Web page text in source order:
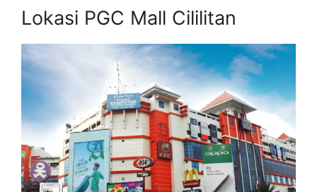
Lokasi PGC Mall Cililitan